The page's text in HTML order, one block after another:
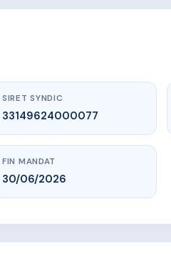
SIRET SYNDIC
33149624000077
FIN MANDAT
30/06/2026